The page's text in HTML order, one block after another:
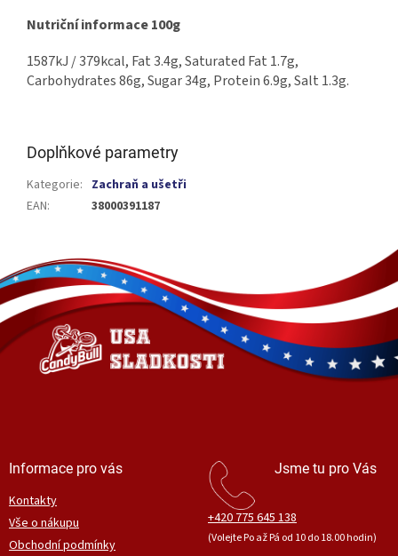
Nutriční informace 100g
1587kJ / 379kcal, Fat 3.4g, Saturated Fat 1.7g,
Carbohydrates 86g, Sugar 34g, Protein 6.9g, Salt 1.3g.
Doplňkové parametry
Kategorie: Zachraň a ušetři
EAN: 38000391187
á
p
a
í
Informace pro vás
Kontakty
Vše o nákupu
Obchodní podmínky
Jsme tu pro Vás
+420 775 645 138
(Volejte Po až Pá od 10 do 18.00 hodin)